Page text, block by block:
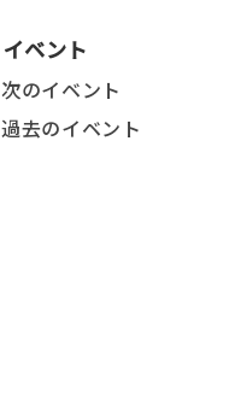
イベント
次のイベント
過去のイベント